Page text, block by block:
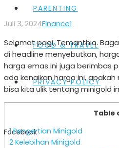
PARENTING
FOOD & TRAVEL
PRIVACY POLICY
Facebook
Juli 3, 2024Finance1
Selamat pagi, Temanthia.
di headline menyebutkan,
harga emas ini juga berimbas
ada kenaikan harga ini,
bisa kita ulik tentang minigold
Table
1Pengertian Minigold
2 Kelebihan Minigold